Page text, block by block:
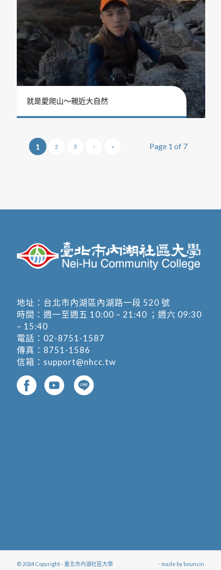
就是愛爬山～親近大自然
Page 1 of 7
1 2 3 › »
地址： 台北市內湖區內湖路一段 520 號
時間：週一至週五 10:00 – 21:40 ；週六 09:30
– 15:40
電話： 02-8751-1587
傳真：8751-1586
信箱： support@nhcc.tw
© 2024 Copyright - 臺北市內湖社區大學 - made by bouncin